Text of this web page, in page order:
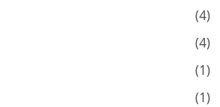
(4)
(4)
(1)
(1)